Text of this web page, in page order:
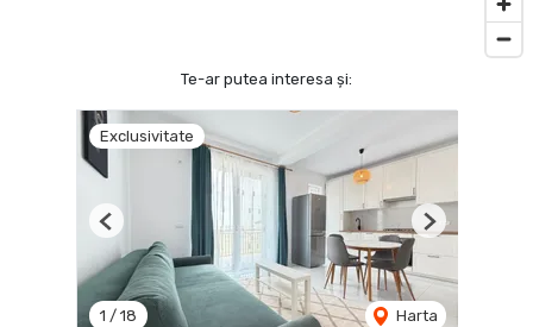
Te-ar putea interesa și:
Exclusivitate
1 / 18 Harta
Previous Next